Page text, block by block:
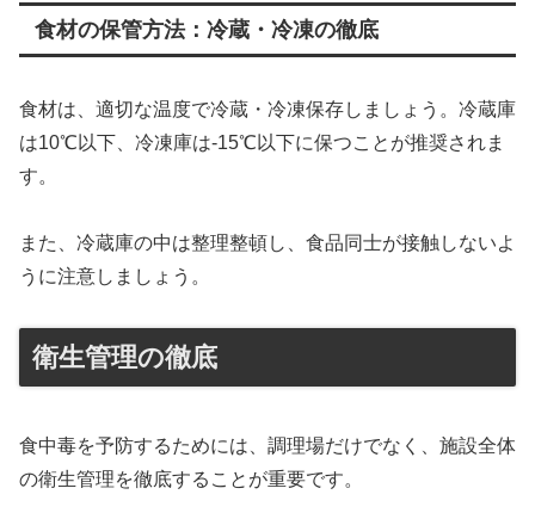
食材の保管方法：冷蔵・冷凍の徹底
食材は、適切な温度で冷蔵・冷凍保存しましょう。冷蔵庫
は10℃以下、冷凍庫は-15℃以下に保つことが推奨されま
す。
また、冷蔵庫の中は整理整頓し、食品同士が接触しないよ
うに注意しましょう。
衛生管理の徹底
食中毒を予防するためには、調理場だけでなく、施設全体
の衛生管理を徹底することが重要です。